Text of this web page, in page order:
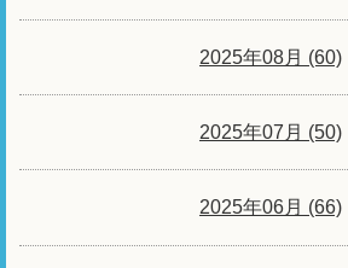
2025年08月 (60)
2025年07月 (50)
2025年06月 (66)